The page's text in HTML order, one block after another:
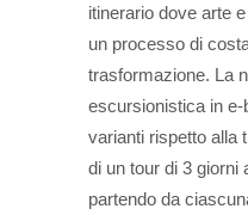
itinerario dove arte
un processo di
trasformazione. La
escursionistica in
varianti rispetto alla
di un tour di 3 giorni
partendo da